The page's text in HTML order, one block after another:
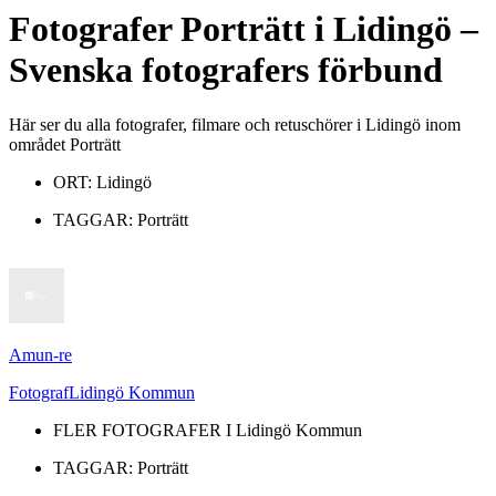
FotograferPorträtt i Lidingö –
Svenska fotografers förbund
Här ser du alla fotografer, filmare och retuschörer i Lidingö inom
området Porträtt
ORT: Lidingö
TAGGAR: Porträtt
Amun-re
FotografLidingö Kommun
FLER FOTOGRAFER I Lidingö Kommun
TAGGAR: Porträtt